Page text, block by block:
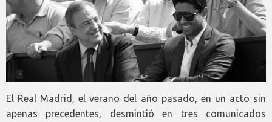
El Real Madrid, el verano del año pasado, en un acto sin
apenas precedentes, desmintió en tres comunicados